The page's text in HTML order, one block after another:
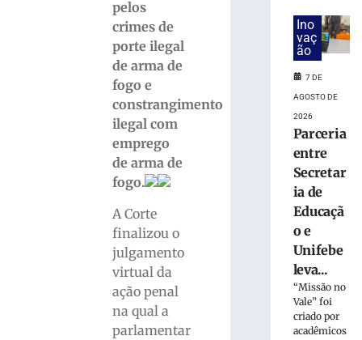
pelos
crimes de
porte ilegal
de arma de
fogo e
constrangimento
ilegal com
emprego
de arma de
fogo.
A Corte
finalizou o
julgamento
virtual da
ação penal
na qual a
parlamentar
Jucineia
Ribeiro
Eckart
Estadual
Vagner
Tebalde
Deputado
Federal
Ino
vaç
ão
7 DE
AGOSTO DE
2026
Parceria
entre
Secretar
ia de
Educaçã
o e
Unifebe
leva...
“Missão no
Vale” foi
criado por
acadêmicos